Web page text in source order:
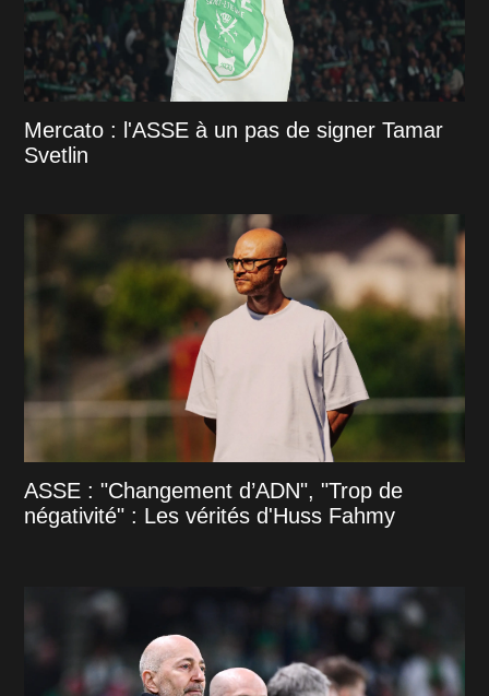
Mercato : l'ASSE à un pas de signer Tamar
Svetlin
ASSE : "Changement d’ADN", "Trop de
négativité" : Les vérités d'Huss Fahmy